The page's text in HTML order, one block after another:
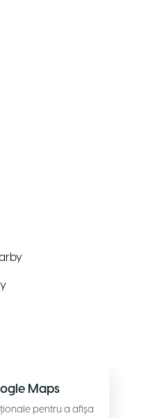
Maps
pentru a afișa